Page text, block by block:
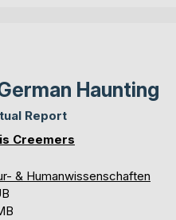
Haunting
Report
Creemers
& Humanwissenschaften